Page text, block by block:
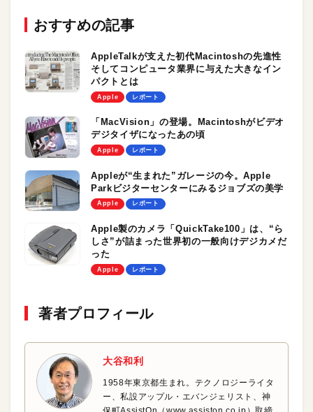
おすすめの記事
AppleTalkが支えた初代Macintoshの先進性
そしてコンピュータ業界に与えた大きなイン
パクトとは
Apple レポート
「MacVision」の登場。Macintoshがビデオ
デジタイザになったあの頃
Apple レポート
Appleが“生まれた”ガレージの今。Apple
Parkビジターセンターにみるジョブズの美学
Apple レポート
Apple製のカメラ「QuickTake100」は、“ら
しさ”が詰まった世界初の一般向けデジカメだ
った
Apple レポート
著者プロフィール
大谷和利
1958年東京都生まれ。テクノロジーライタ
ー、私設アップル・エバンジェリスト、神